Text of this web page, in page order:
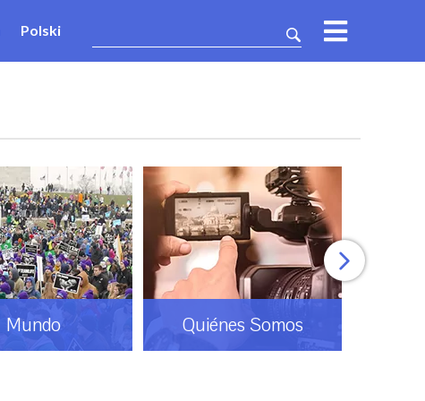
Polski
Mundo Quiénes Somos